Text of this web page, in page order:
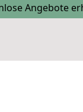
Angebote